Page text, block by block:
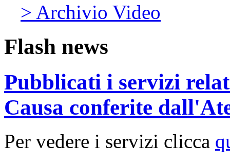
> Archivio Video
Flash news
Pubblicati i servizi
Causa conferite
Per vedere i servizi clicca